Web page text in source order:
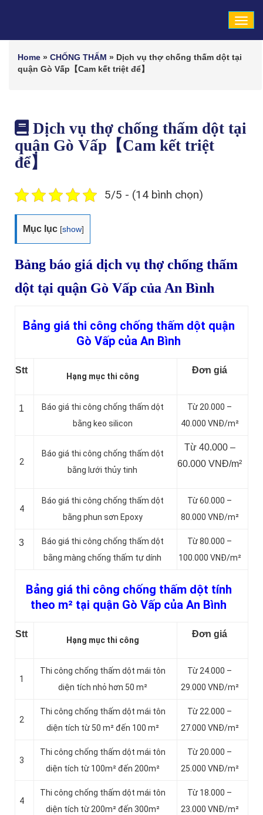
Home » CHỐNG THẤM » Dịch vụ thợ chống thấm dột tại
quận Gò Vấp【Cam kết triệt để】
Dịch vụ thợ chống thấm dột tại
quận Gò Vấp【Cam kết triệt
để】
5/5 - (14 bình chọn)
Mục lục [show]
Bảng báo giá dịch vụ thợ chống thấm
dột tại quận Gò Vấp của An Bình
Bảng giá thi công chống thấm dột quận
Gò Vấp của An Bình
Stt
Hạng mục thi công
Đơn giá
1
Báo giá thi công chống thấm dột
bằng keo silicon
Từ 20.000 –
40.000 VNĐ/m²
2
Báo giá thi công chống thấm dột
bằng lưới thủy tinh
Từ 40.000 –
60.000 VNĐ/m²
4
Báo giá thi công chống thấm dột
bằng phun sơn Epoxy
Từ 60.000 –
80.000 VNĐ/m²
3
Báo giá thi công chống thấm dột
bằng màng chống thấm tự dính
Từ 80.000 –
100.000 VNĐ/m²
Bảng giá thi công chống thấm dột tính
theo m² tại quận Gò Vấp của An Bình
Stt
Hạng mục thi công
Đơn giá
1
Thi công chống thấm dột mái tôn
diện tích nhỏ hơn 50 m²
Từ 24.000 –
29.000 VNĐ/m²
2
Thi công chống thấm dột mái tôn
diện tích từ 50 m² đến 100 m²
Từ 22.000 –
27.000 VNĐ/m²
3
Thi công chống thấm dột mái tôn
diện tích từ 100m² đến 200m²
Từ 20.000 –
25.000 VNĐ/m²
4
Thi công chống thấm dột mái tôn
diện tích từ 200m² đến 300m²
Từ 18.000 –
23.000 VNĐ/m²